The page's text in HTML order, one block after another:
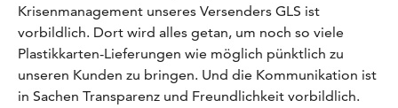
Krisenmanagement unseres Versenders GLS ist
vorbildlich. Dort wird alles getan, um noch so viele
Plastikkarten-Lieferungen wie möglich pünktlich zu
unseren Kunden zu bringen. Und die Kommunikation ist
in Sachen Transparenz und Freundlichkeit vorbildlich.